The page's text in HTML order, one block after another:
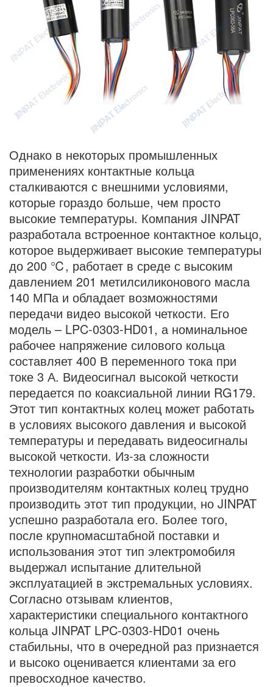
Однако в некоторых промышленных
применениях контактные кольца
сталкиваются с внешними условиями,
которые гораздо больше, чем просто
высокие температуры. Компания JINPAT
разработала встроенное контактное кольцо,
которое выдерживает высокие температуры
до 200 ℃, работает в среде с высоким
давлением 201 метилсиликонового масла
140 МПа и обладает возможностями
передачи видео высокой четкости. Его
модель – LPC-0303-HD01, а номинальное
рабочее напряжение силового кольца
составляет 400 В переменного тока при
токе 3 А. Видеосигнал высокой четкости
передается по коаксиальной линии RG179.
Этот тип контактных колец может работать
в условиях высокого давления и высокой
температуры и передавать видеосигналы
высокой четкости. Из-за сложности
технологии разработки обычным
производителям контактных колец трудно
производить этот тип продукции, но JINPAT
успешно разработала его. Более того,
после крупномасштабной поставки и
использования этот тип электромобиля
выдержал испытание длительной
эксплуатацией в экстремальных условиях.
Согласно отзывам клиентов,
характеристики специального контактного
кольца JINPAT LPC-0303-HD01 очень
стабильны, что в очередной раз признается
и высоко оценивается клиентами за его
превосходное качество.